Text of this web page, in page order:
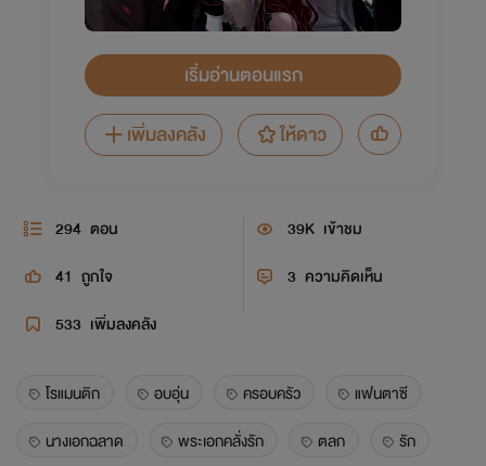
เริ่มอ่านตอนแรก
เพิ่มลงคลัง
ให้ดาว
294 ตอน 39K เข้าชม
41 ถูกใจ 3 ความคิดเห็น
533 เพิ่มลงคลัง
โรแมนติก อบอุ่น ครอบครัว
แฟนตาซี
นางเอกฉลาด
พระเอกคลั่งรัก ตลก
รัก